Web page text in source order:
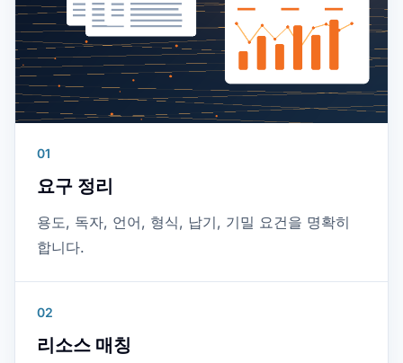
01
요구 정리
용도, 독자, 언어, 형식, 납기, 기밀 요건을 명확히
합니다.
02
리소스 매칭